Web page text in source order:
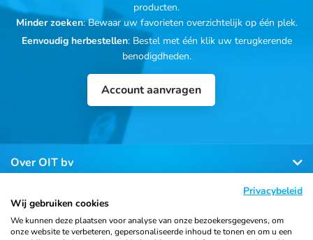
producten.
Minder zoeken: Bewaar uw favorieten overzichtelijk op één plek.
Eenvoudig herbestellen: Bestel met één klik uw terugkerende
benodigdheden.
Account aanvragen
Over OIT bv
Klantenservice
Privacybeleid
Wij gebruiken cookies
We kunnen deze plaatsen voor analyse van onze bezoekersgegevens, om
onze website te verbeteren, gepersonaliseerde inhoud te tonen en om u een